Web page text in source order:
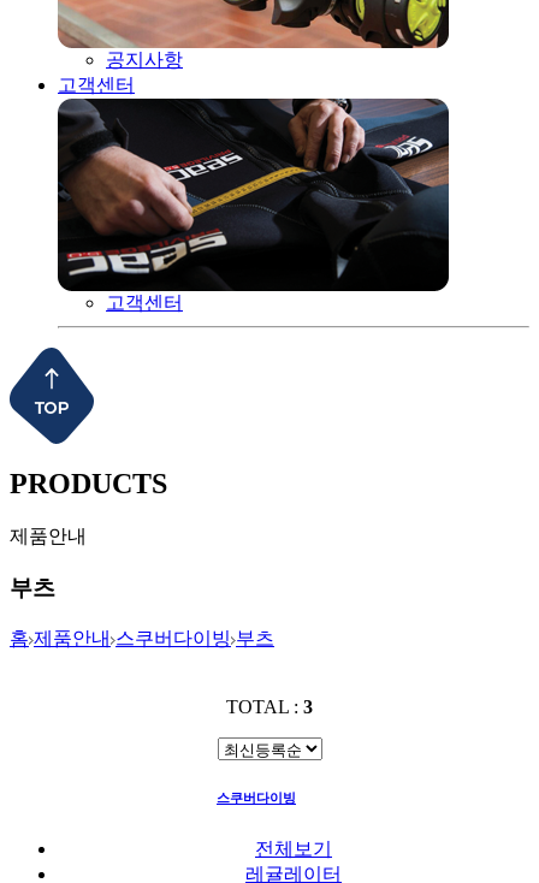
공지사항
고객센터
고객센터
PRODUCTS
제품안내
부츠
홈 제품안내 스쿠버다이빙 부츠
TOTAL : 3
스쿠버다이빙
전체보기
레귤레이터